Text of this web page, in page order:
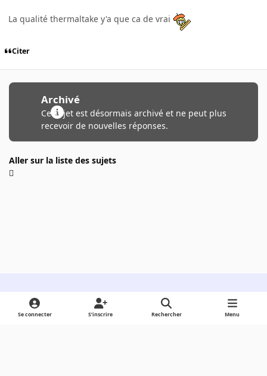
La qualité thermaltake y'a que ca de vrai
Citer
Archivé
Ce sujet est désormais archivé et ne peut plus
recevoir de nouvelles réponses.
Aller sur la liste des sujets
Light ModeDark ModeSystem Preference
Se connecter S’inscrire Rechercher Menu